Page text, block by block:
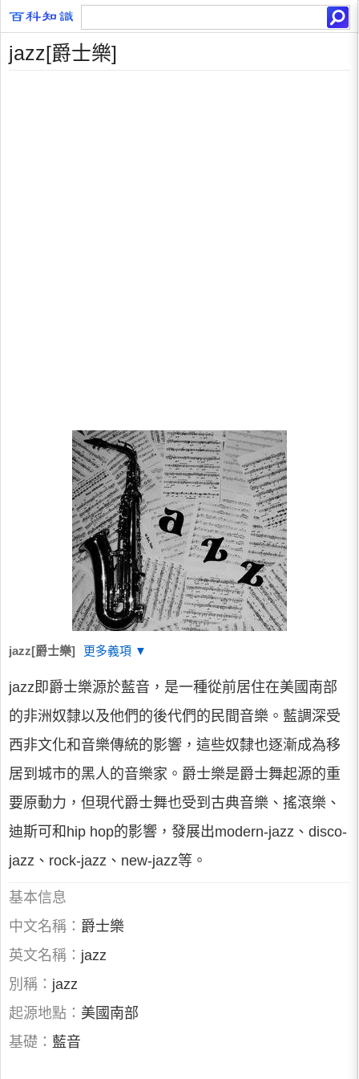
jazz[爵士樂]
jazz[爵士樂] 更多義項 ▼
jazz即爵士樂源於藍音，是一種從前居住在美國南部
的非洲奴隸以及他們的後代們的民間音樂。藍調深受
西非文化和音樂傳統的影響，這些奴隸也逐漸成為移
居到城市的黑人的音樂家。爵士樂是爵士舞起源的重
要原動力，但現代爵士舞也受到古典音樂、搖滾樂、
迪斯可和hip hop的影響，發展出modern-jazz、disco-
jazz、rock-jazz、new-jazz等。
基本信息
中文名稱： 爵士樂
英文名稱： jazz
別稱： jazz
起源地點： 美國南部
基礎： 藍音